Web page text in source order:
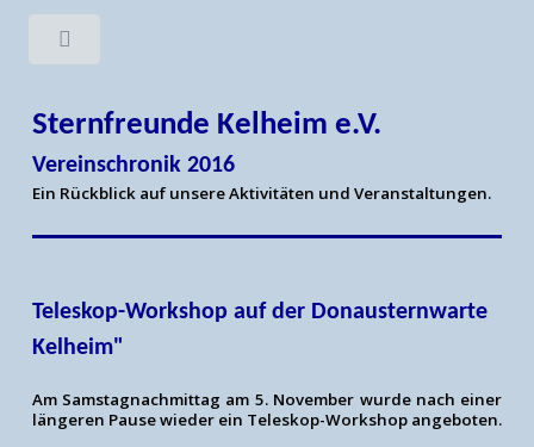
Sternfreunde Kelheim e.V.
Vereinschronik 2016
Ein Rückblick auf unsere Aktivitäten und Veranstaltungen.
Teleskop-Workshop auf der Donausternwarte
Kelheim"
Am Samstagnachmittag am 5. November wurde nach einer
längeren Pause wieder ein Teleskop-Workshop angeboten.